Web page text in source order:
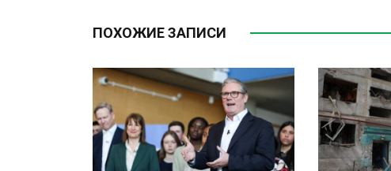
ПОХОЖИЕ ЗАПИСИ